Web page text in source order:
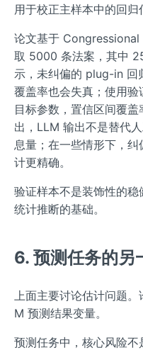
用于校正主样本中的回归
论文基于
取 5000 条法案，其中
示，未纠偏的 plug-in 回
覆盖率也会失真；使用
目标参数，置信区间覆
出，LLM 输出不是替代
息量；在一些情形下，
计更精确。
验证样本不是装饰性的
统计推断的基础。
6. 预测任务的另
上面主要讨论估计问题
M 预测结果变量。
预测任务中，核心风险不